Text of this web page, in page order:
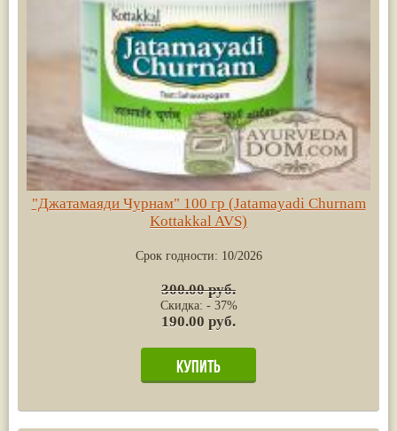
"Джатамаяди Чурнам" 100 гр (Jatamayadi Churnam
Kottakkal AVS)
Срок годности: 10/2026
300.00 руб.
Скидка: - 37%
190.00 руб.